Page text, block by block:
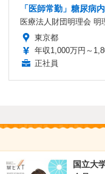
「医師常勤」糖尿病
医療法人財団明理会 明
東京都
年収1,000万円～
正社員
国立大